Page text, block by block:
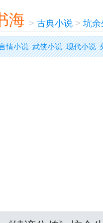
海 > 古典小说> 坑余
情小说 武侠小说 现代小说